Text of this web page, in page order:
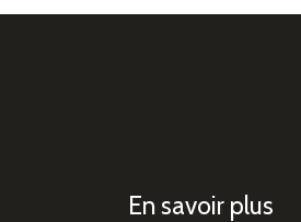
En savoir plus